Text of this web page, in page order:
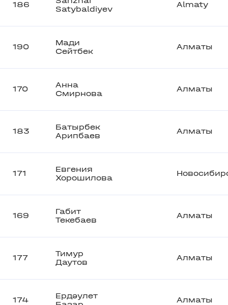
186
Satybaldiyev
Almaty
190
Мади
Сейтбек
Алматы
170
Анна
Смирнова
Алматы
183
Батырбек
Арипбаев
Алматы
171
Евгения
Хорошилова
169
Габит
Текебаев
Алматы
177
Тимур
Даутов
Алматы
174
Ердәулет
Алматы